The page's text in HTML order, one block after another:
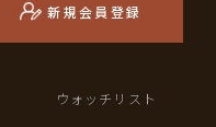
新規会員登録
ウォッチリスト